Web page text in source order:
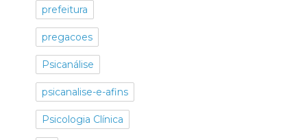
prefeitura
pregacoes
Psicanálise
psicanalise-e-afins
Psicologia Clínica